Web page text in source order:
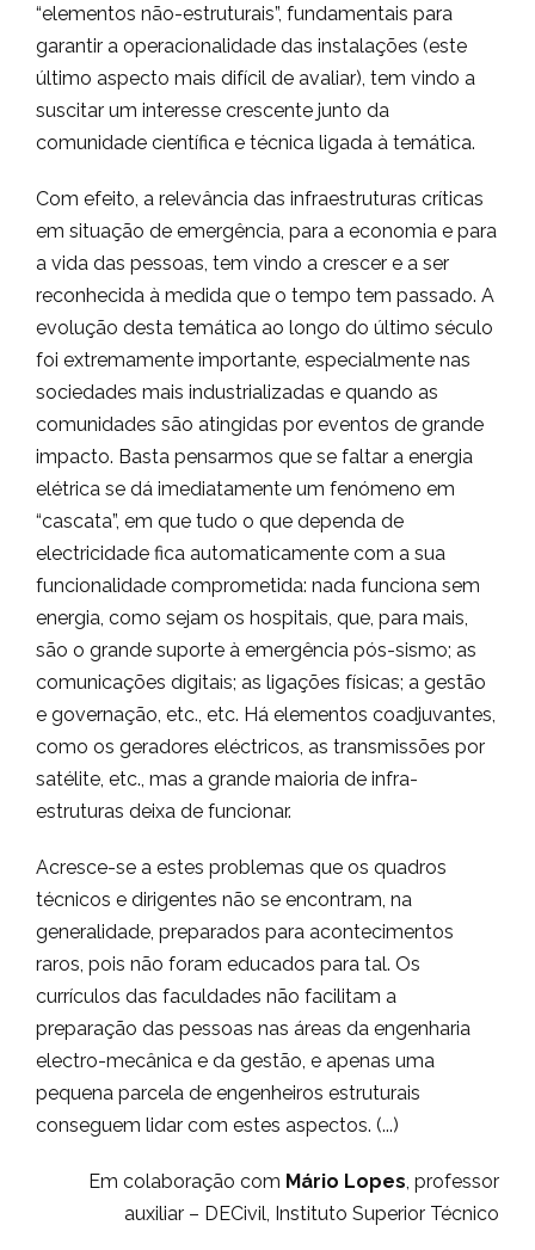
“elementos não-estruturais”, fundamentais para
garantir a operacionalidade das instalações (este
último aspecto mais difícil de avaliar), tem vindo a
suscitar um interesse crescente junto da
comunidade científica e técnica ligada à temática.
Com efeito, a relevância das infraestruturas críticas
em situação de emergência, para a economia e para
a vida das pessoas, tem vindo a crescer e a ser
reconhecida à medida que o tempo tem passado. A
evolução desta temática ao longo do último século
foi extremamente importante, especialmente nas
sociedades mais industrializadas e quando as
comunidades são atingidas por eventos de grande
impacto. Basta pensarmos que se faltar a energia
elétrica se dá imediatamente um fenómeno em
“cascata”, em que tudo o que dependa de
electricidade fica automaticamente com a sua
funcionalidade comprometida: nada funciona sem
energia, como sejam os hospitais, que, para mais,
são o grande suporte à emergência pós-sismo; as
comunicações digitais; as ligações físicas; a gestão
e governação, etc., etc. Há elementos coadjuvantes,
como os geradores eléctricos, as transmissões por
satélite, etc., mas a grande maioria de infra-
estruturas deixa de funcionar.
Acresce-se a estes problemas que os quadros
técnicos e dirigentes não se encontram, na
generalidade, preparados para acontecimentos
raros, pois não foram educados para tal. Os
currículos das faculdades não facilitam a
preparação das pessoas nas áreas da engenharia
electro-mecânica e da gestão, e apenas uma
pequena parcela de engenheiros estruturais
conseguem lidar com estes aspectos. (...)
Em colaboração com Mário Lopes, professor
auxiliar – DECivil, Instituto Superior Técnico